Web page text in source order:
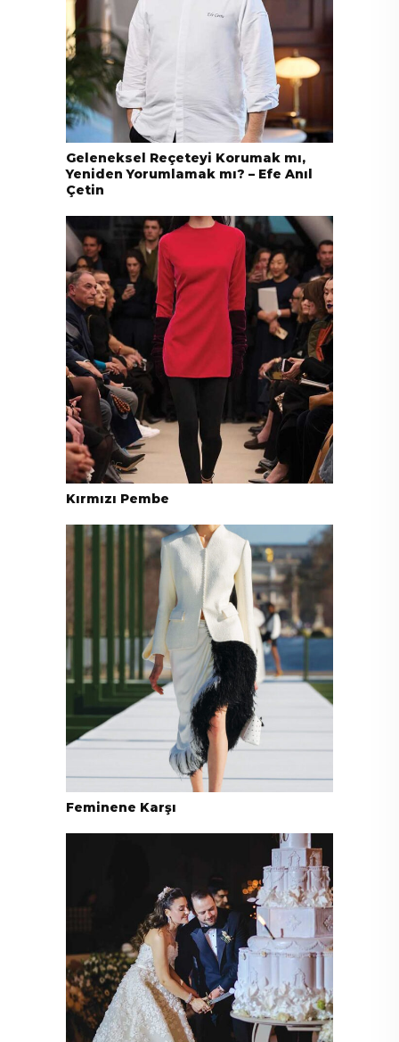
Geleneksel Reçeteyi Korumak mı,
Yeniden Yorumlamak mı? – Efe Anıl
Çetin
Kırmızı Pembe
Feminene Karşı